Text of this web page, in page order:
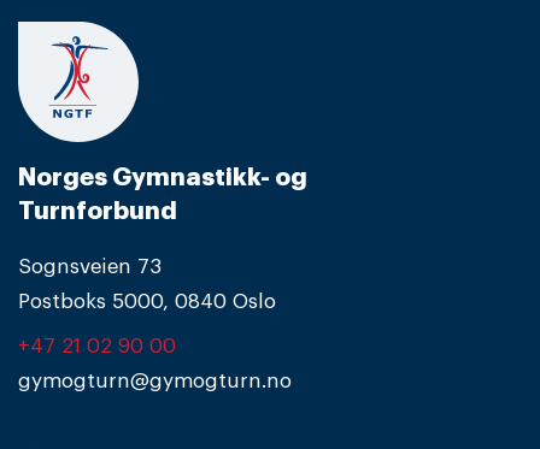
Norges Gymnastikk- og
Turnforbund
Sognsveien 73
Postboks 5000, 0840 Oslo
+47 21 02 90 00
gymogturn@gymogturn.no